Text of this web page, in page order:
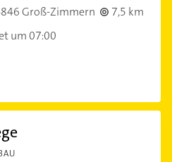
Groß-Zimmern
7,5 km
um 07:00